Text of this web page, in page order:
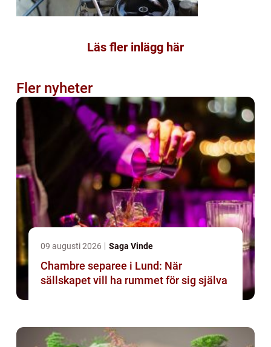
Läs fler inlägg här
Fler nyheter
09 augusti 2026 Saga Vinde
Chambre separee i Lund: När
sällskapet vill ha rummet för sig själva